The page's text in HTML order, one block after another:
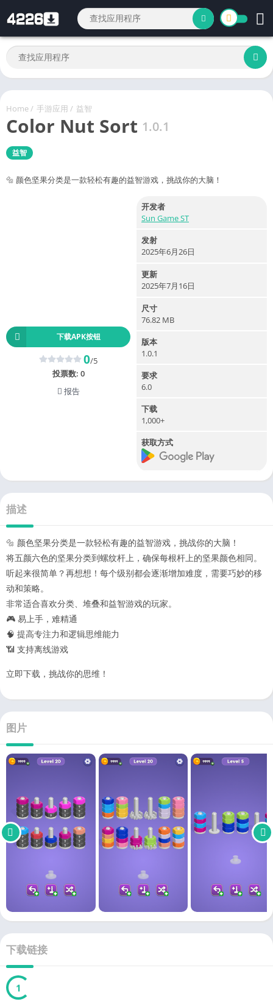
Home/ 手游应用 / 益智
Color Nut Sort 1.0.1
益智
🔩 颜色坚果分类是一款轻松有趣的益智游戏，挑战你的大脑！
下载APK按钮
0/5
投票数: 0
报告
开发者
Sun Game ST
发射
2025年6月26日
更新
2025年7月16日
尺寸
76.82 MB
版本
1.0.1
要求
6.0
下载
1,000+
获取方式
描述
🔩 颜色坚果分类是一款轻松有趣的益智游戏，挑战你的大脑！
将五颜六色的坚果分类到螺纹杆上，确保每根杆上的坚果颜色相同。
听起来很简单？再想想！每个级别都会逐渐增加难度，需要巧妙的移
动和策略。
非常适合喜欢分类、堆叠和益智游戏的玩家。
🎮 易上手，难精通
🧠 提高专注力和逻辑思维能力
📶 支持离线游戏
立即下载，挑战你的思维！
图片
下载链接